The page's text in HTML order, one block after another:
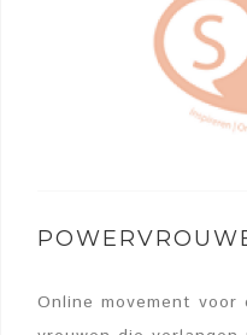
Online movement